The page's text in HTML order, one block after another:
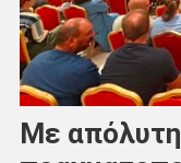
Με απόλυτη